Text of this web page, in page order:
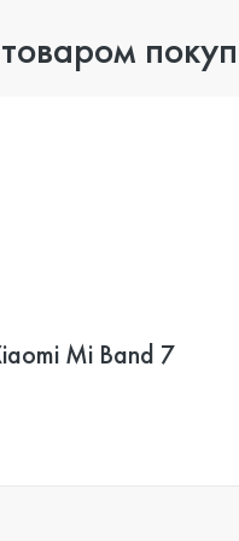
Mi Band 7